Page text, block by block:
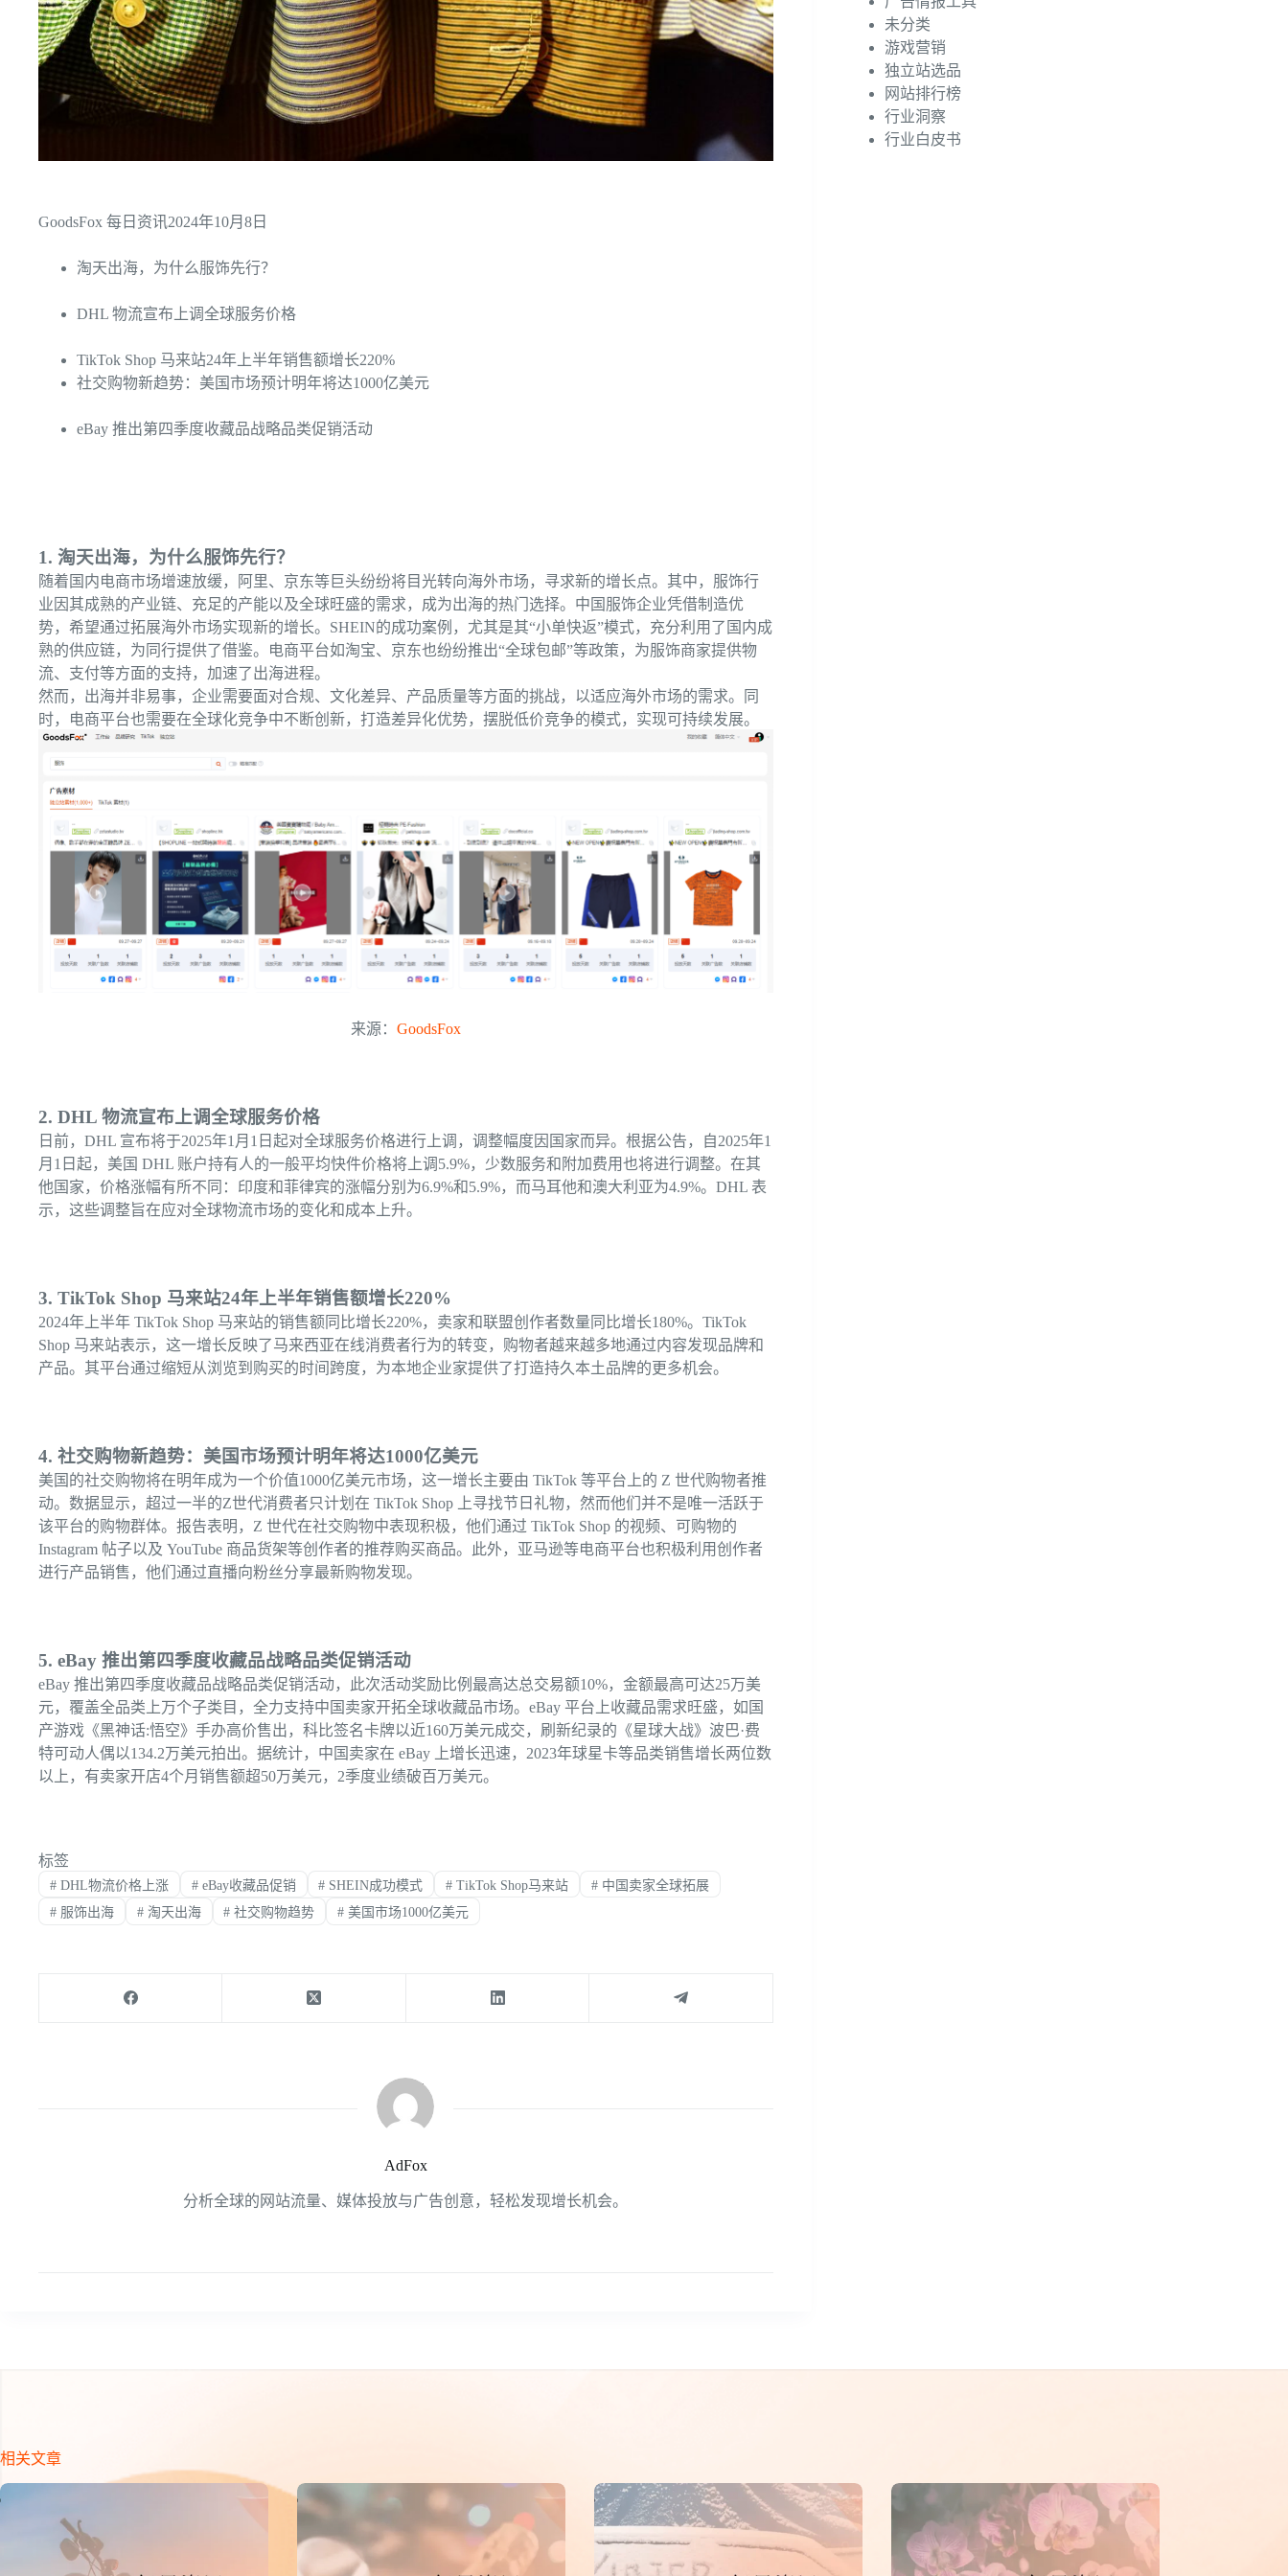
GoodsFox 每日资讯2024年10月8日
淘天出海，为什么服饰先行？
DHL 物流宣布上调全球服务价格
TikTok Shop 马来站24年上半年销售额增长220%
社交购物新趋势：美国市场预计明年将达1000亿美元
eBay 推出第四季度收藏品战略品类促销活动
1. 淘天出海，为什么服饰先行？
随着国内电商市场增速放缓，阿里、京东等巨头纷纷将目光转向海外市场，寻求新的增长点。其中，服饰行
业因其成熟的产业链、充足的产能以及全球旺盛的需求，成为出海的热门选择。中国服饰企业凭借制造优
势，希望通过拓展海外市场实现新的增长。SHEIN的成功案例，尤其是其“小单快返”模式，充分利用了国内成
熟的供应链，为同行提供了借鉴。电商平台如淘宝、京东也纷纷推出“全球包邮”等政策，为服饰商家提供物
流、支付等方面的支持，加速了出海进程。
然而，出海并非易事，企业需要面对合规、文化差异、产品质量等方面的挑战，以适应海外市场的需求。同
时，电商平台也需要在全球化竞争中不断创新，打造差异化优势，摆脱低价竞争的模式，实现可持续发展。
来源： GoodsFox
2. DHL 物流宣布上调全球服务价格
日前，DHL 宣布将于2025年1月1日起对全球服务价格进行上调，调整幅度因国家而异。根据公告，自2025年1
月1日起，美国 DHL 账户持有人的一般平均快件价格将上调5.9%，少数服务和附加费用也将进行调整。在其
他国家，价格涨幅有所不同：印度和菲律宾的涨幅分别为6.9%和5.9%，而马耳他和澳大利亚为4.9%。DHL 表
示，这些调整旨在应对全球物流市场的变化和成本上升。
3. TikTok Shop 马来站24年上半年销售额增长220%
2024年上半年 TikTok Shop 马来站的销售额同比增长220%，卖家和联盟创作者数量同比增长180%。TikTok
Shop 马来站表示，这一增长反映了马来西亚在线消费者行为的转变，购物者越来越多地通过内容发现品牌和
产品。其平台通过缩短从浏览到购买的时间跨度，为本地企业家提供了打造持久本土品牌的更多机会。
4. 社交购物新趋势：美国市场预计明年将达1000亿美元
美国的社交购物将在明年成为一个价值1000亿美元市场，这一增长主要由 TikTok 等平台上的 Z 世代购物者推
动。数据显示，超过一半的Z世代消费者只计划在 TikTok Shop 上寻找节日礼物，然而他们并不是唯一活跃于
该平台的购物群体。报告表明，Z 世代在社交购物中表现积极，他们通过 TikTok Shop 的视频、可购物的
Instagram 帖子以及 YouTube 商品货架等创作者的推荐购买商品。此外，亚马逊等电商平台也积极利用创作者
进行产品销售，他们通过直播向粉丝分享最新购物发现。
5. eBay 推出第四季度收藏品战略品类促销活动
eBay 推出第四季度收藏品战略品类促销活动，此次活动奖励比例最高达总交易额10%，金额最高可达25万美
元，覆盖全品类上万个子类目，全力支持中国卖家开拓全球收藏品市场。eBay 平台上收藏品需求旺盛，如国
产游戏《黑神话:悟空》手办高价售出，科比签名卡牌以近160万美元成交，刷新纪录的《星球大战》波巴·费
特可动人偶以134.2万美元拍出。据统计，中国卖家在 eBay 上增长迅速，2023年球星卡等品类销售增长两位数
以上，有卖家开店4个月销售额超50万美元，2季度业绩破百万美元。
标签
#DHL物流价格上涨 #eBay收藏品促销 # SHEIN成功模式 # TikTok Shop马来站 # 中国卖家全球拓展
#服饰出海 #淘天出海 # 社交购物趋势 # 美国市场1000亿美元
AdFox
分析全球的网站流量、媒体投放与广告创意，轻松发现增长机会。
未分类
游戏营销
独立站选品
网站排行榜
行业洞察
行业白皮书
相关文章